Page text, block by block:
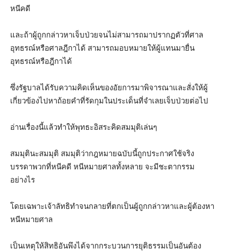
หนีคดี
และถ้าผู้ถูกกล่าวหาเจ็บป่วยจนไม่สามารถมาปรากฏตัวที่ศาล
อุทธรณ์หรือศาลฎีกาได้ สามารถมอบหมายให้ผู้แทนมายื่น
อุทธรณ์หรือฎีกาได้
ซึ่งรัฐบาลได้รับความคิดเห็นของอัยการมาพิจารณาและสั่งให้ผู้
เกี่ยวข้องไปหาถ้อยคำที่รัดกุมในประเด็นที่จำเลยเจ็บป่วยต่อไป
อ่านเรื่องนี้แล้วทำให้พุทธะอิสระคิดสมมุติเล่นๆ
สมมุตินะสมมุติ สมมุติว่ากฎหมายฉบับนี้ถูกประกาศใช้จริง
บรรดาพวกที่หนีคดี หนีหมายศาลทั้งหลาย จะมีชะตากรรม
อย่างไร
โดยเฉพาะเจ้าลัทธิทำจนกลายที่ตกเป็นผู้ถูกกล่าวหาและผู้ต้องหา
หนีหมายศาล
เป็นเหตุให้สิทธิอันพึงได้จากกระบวนการยุติธรรมเป็นอันต้อง